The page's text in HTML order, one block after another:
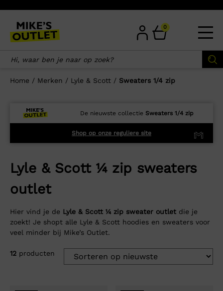
content
0
Home / Merken / Lyle & Scott / Sweaters 1/4 zip
De nieuwste collectie Sweaters 1/4 zip
Shop op onze reguliere site
Lyle & Scott ¼ zip sweaters
outlet
Hier vind je de Lyle & Scott ¼ zip sweater outlet die je
zoekt! Je shopt alle Lyle & Scott hoodies en sweaters voor
veel minder bij Mike’s Outlet.
12 producten